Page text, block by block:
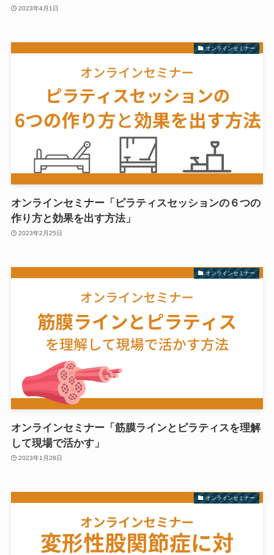
2023年4月1日
オンラインセミナー
オンラインセミナー「ピラティスセッションの６つの
作り方と効果を出す方法」
2023年2月25日
オンラインセミナー
オンラインセミナー「筋膜ラインとピラティスを理解
して現場で活かす」
2023年1月28日
オンラインセミナー